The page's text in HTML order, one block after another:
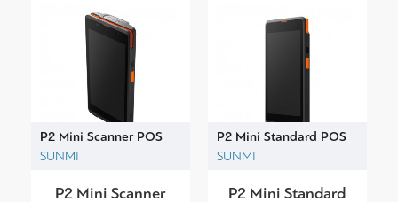
P2 Mini Scanner POS
SUNMI
P2 Mini Scanner
P2 Mini Standard POS
SUNMI
P2 Mini Standard